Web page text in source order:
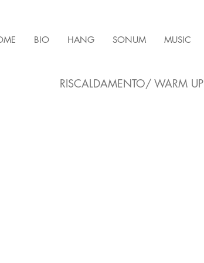
BIO HANG SONUM MUSIC
RISCALDAMENTO/ WARM UP